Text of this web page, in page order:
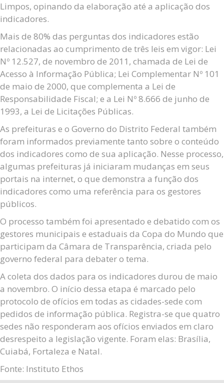
Limpos, opinando da elaboração até a aplicação dos
indicadores.
Mais de 80% das perguntas dos indicadores estão
relacionadas ao cumprimento de três leis em vigor: Lei
Nº 12.527, de novembro de 2011, chamada de Lei de
Acesso à Informação Pública; Lei Complementar Nº 101
de maio de 2000, que complementa a Lei de
Responsabilidade Fiscal; e a Lei Nº 8.666 de junho de
1993, a Lei de Licitações Públicas.
As prefeituras e o Governo do Distrito Federal também
foram informados previamente tanto sobre o conteúdo
dos indicadores como de sua aplicação. Nesse processo,
algumas prefeituras já iniciaram mudanças em seus
portais na internet, o que demonstra a função dos
indicadores como uma referência para os gestores
públicos.
O processo também foi apresentado e debatido com os
gestores municipais e estaduais da Copa do Mundo que
participam da Câmara de Transparência, criada pelo
governo federal para debater o tema.
A coleta dos dados para os indicadores durou de maio
a novembro. O início dessa etapa é marcado pelo
protocolo de ofícios em todas as cidades-sede com
pedidos de informação pública. Registra-se que quatro
sedes não responderam aos ofícios enviados em claro
desrespeito a legislação vigente. Foram elas: Brasília,
Cuiabá, Fortaleza e Natal.
Fonte: Instituto Ethos